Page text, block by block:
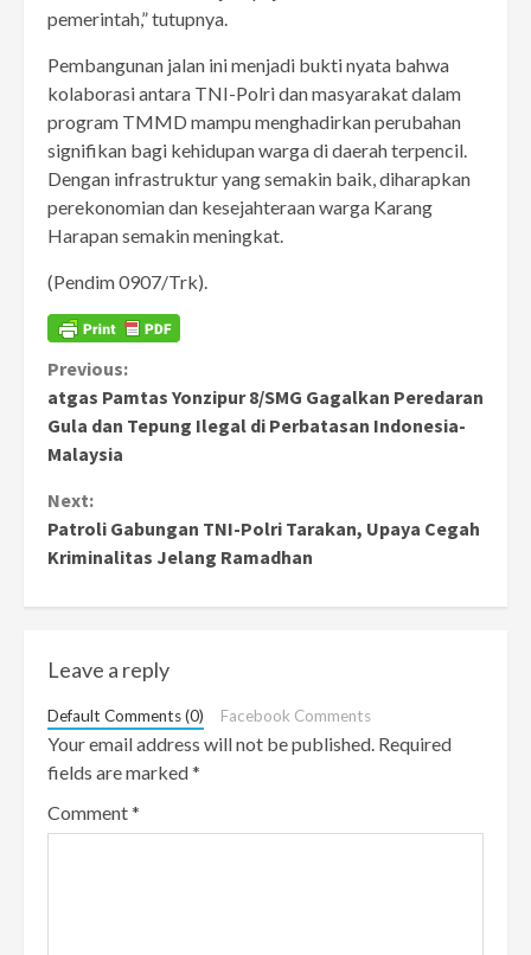
pemerintah,” tutupnya.
Pembangunan jalan ini menjadi bukti nyata bahwa
kolaborasi antara TNI-Polri dan masyarakat dalam
program TMMD mampu menghadirkan perubahan
signifikan bagi kehidupan warga di daerah terpencil.
Dengan infrastruktur yang semakin baik, diharapkan
perekonomian dan kesejahteraan warga Karang
Harapan semakin meningkat.
(Pendim 0907/Trk).
Continue
Reading
Previous:
atgas Pamtas Yonzipur 8/SMG Gagalkan Peredaran
Gula dan Tepung Ilegal di Perbatasan Indonesia-
Malaysia
Next:
Patroli Gabungan TNI-Polri Tarakan, Upaya Cegah
Kriminalitas Jelang Ramadhan
Leave a reply
Default Comments (0) Facebook Comments
Your email address will not be published. Required
fields are marked*
Comment*